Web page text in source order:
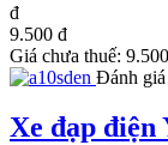
đ
9.500 đ
Giá chưa thuế:
Đánh giá
Xe đạp điện